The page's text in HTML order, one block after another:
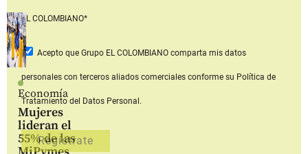
Economía
Mujeres
lideran el
55% de las
EL COLOMBIANO*
Acepto que Grupo EL COLOMBIANOcomparta mis datos
personales con terceros aliados comerciales conforme su Política de
Tratamiento del Datos Personal.